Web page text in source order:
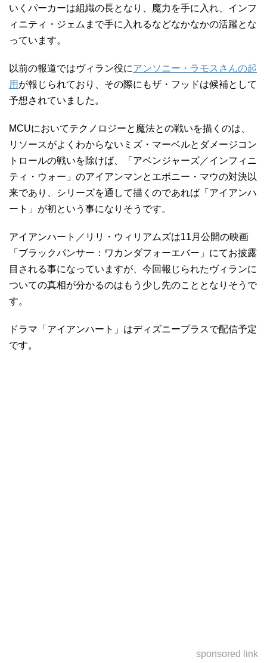
いくパーカーは組織の長となり、魔力を手に入れ、インフ
ィニティ・ジェムまで手に入れるなどなかなかの活躍とな
っています。
以前の報道ではヴィラン役にアンソニー・ラモスさんの起
用 が報じられており、その際にもザ・フッドは候補として
予想されていました。
MCUにおいてテクノロジーと魔法との戦いを描くのは、
リソースがよくわからないミズ・マーベルとダメージコン
トロールの戦いを除けば、「アベンジャーズ／インフィニ
ティ・ウォー」のアイアンマンとエボニー・マウの対決以
来であり、シリーズを通して描くのであれば「アイアンハ
ート」が初という事になりそうです。
アイアンハート／リリ・ウィリアムズは11月公開の映画
「ブラックパンサー：ワカンダフォーエバー」にてお披露
目される事になっていますが、今回報じられたヴィランに
ついての真相が分かるのはもう少し先のこととなりそうで
す。
ドラマ「アイアンハート」はディズニープラスで配信予定
です。
sponsored link